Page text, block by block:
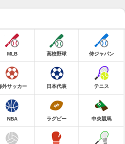
MLB 高校野球 侍ジャパン
外サッカー 日本代表 テニス
NBA ラグビー 中央競馬